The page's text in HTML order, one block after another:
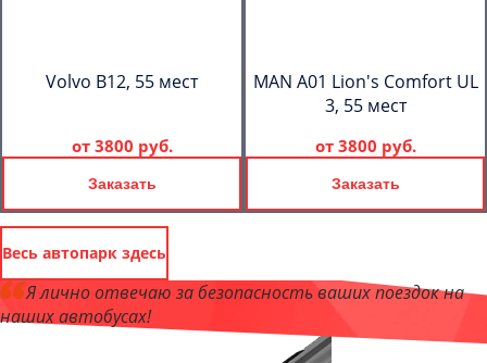
Volvo B12, 55 мест
от 3800 руб.
Заказать
MAN A01 Lion's Comfort UL
3, 55 мест
от 3800 руб.
Заказать
Весь автопарк здесь
Я лично отвечаю за безопасность ваших поездок на
наших автобусах!